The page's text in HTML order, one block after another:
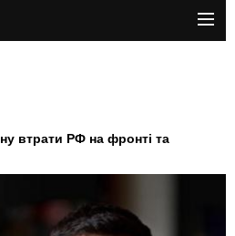
втрати РФ на фронті та